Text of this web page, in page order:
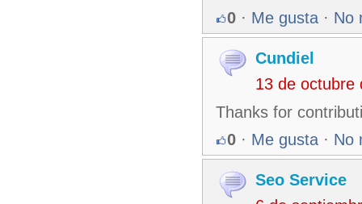
0 · Me gusta · No
Cundiel
13 de octubre
Thanks for
0 · Me gusta · No
Seo Service